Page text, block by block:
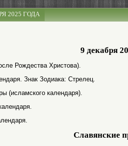
2025 ГОДА
9 декабря
Рождества Христова).
Знак Зодиака: Стрелец.
(исламского календаря).
Славянские